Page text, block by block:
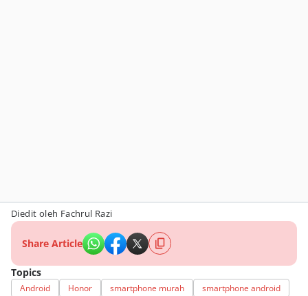
Diedit oleh Fachrul Razi
Share Article
Topics
Android Honor smartphone murah
smartphone android